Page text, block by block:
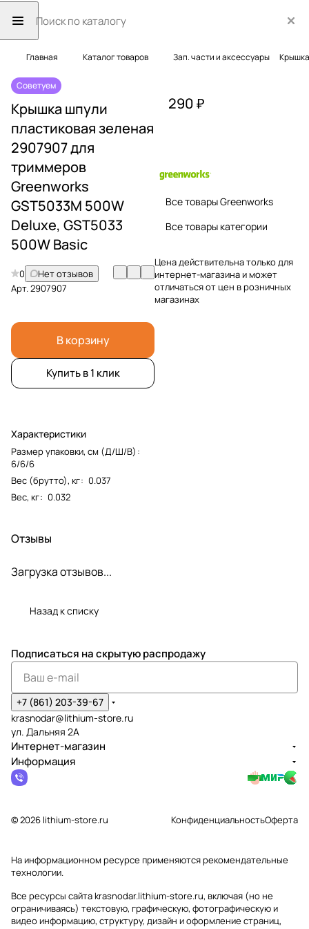
Главная Каталог товаров Зап. части и аксессуары
Советуем
Крышка шпули
пластиковая зеленая
2907907 для
триммеров
Greenworks
GST5033M 500W
Deluxe, GST5033
500W Basic
0
Нет отзывов
Арт.2907907
В корзину
Купить в 1 клик
Характеристики
Размер упаковки, см (Д/Ш/В) :
6/6/6
Вес (брутто), кг: 0.037
Вес, кг: 0.032
290 ₽
Все товары Greenworks
Все товары категории
Цена действительна только для
интернет-магазина и может
отличаться от цен в розничных
магазинах
Отзывы
Загрузка отзывов...
Назад к списку
Подписаться на скрытую распродажу
+7 (861) 203-39-67
krasnodar@lithium-store.ru
ул. Дальняя 2А
Интернет-магазин
Информация
© 2026 lithium-store.ru КонфиденциальностьОферта
На информационном ресурсе применяютсярекомендательные
технологии.
Все ресурсы сайта krasnodar.lithium-store.ru, включая (но не
ограничиваясь) текстовую, графическую, фотографическую и
видео информацию, структуру, дизайн и оформление страниц,